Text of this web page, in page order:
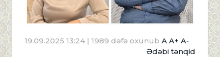
19.09.2025 13:24 | 1989 dəfə oxunub A A+ A-
Ədəbi tənqid